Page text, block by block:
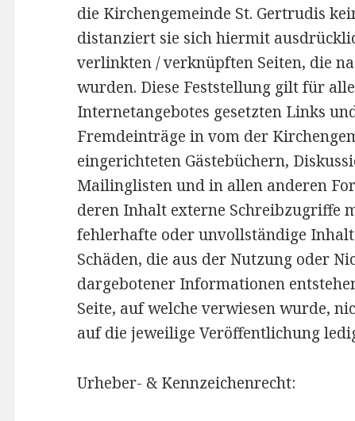
die Kirchengemeinde St. Gertrudis
distanziert sie sich hiermit
verlinkten / verknüpften Seiten, die
wurden. Diese Feststellung gilt für
Internetangebotes gesetzten Links
Fremdeinträge in vom der
eingerichteten Gästebüchern,
Mailinglisten und in allen anderen
deren Inhalt externe Schreibzugriffe
fehlerhafte oder unvollständige
Schäden, die aus der Nutzung oder
dargebotener Informationen
Seite, auf welche verwiesen wurde,
auf die jeweilige Veröffentlichung
Urheber- & Kennzeichenrecht: